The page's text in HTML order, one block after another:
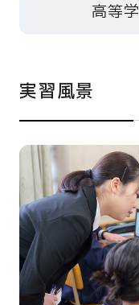
高等
実習風景